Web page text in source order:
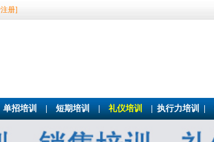
册]
单招培训 短期培训 礼仪培训 执行力培训